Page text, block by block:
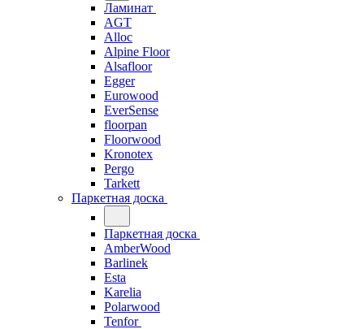
Ламинат
AGT
Alloc
Alpine Floor
Alsafloor
Egger
Eurowood
EverSense
floorpan
Floorwood
Kronotex
Pergo
Tarkett
Паркетная доска
Паркетная доска
AmberWood
Barlinek
Esta
Karelia
Polarwood
Tenfor